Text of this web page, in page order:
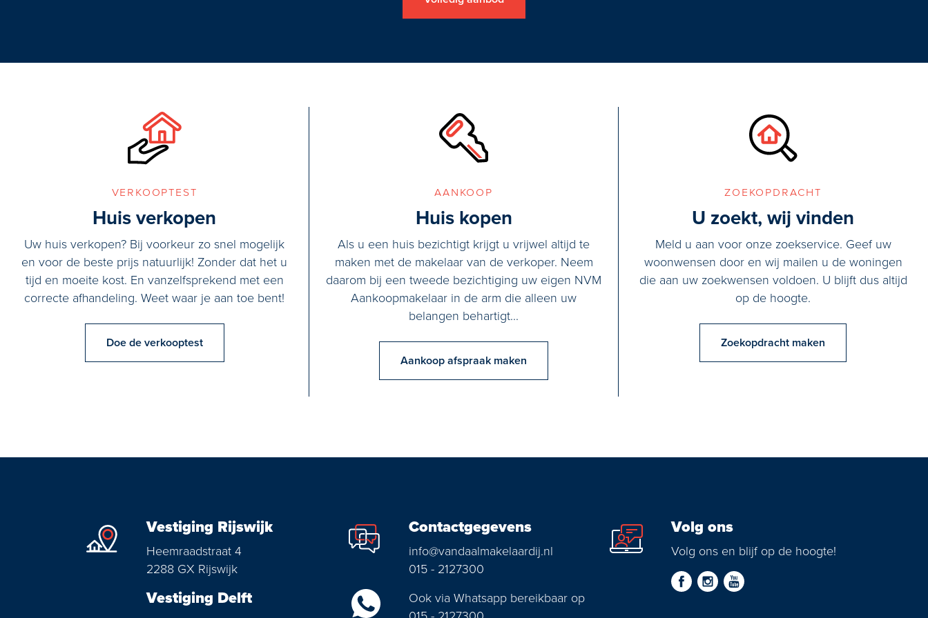
verkooptest
Huis verkopen
Uw huis verkopen? Bij voorkeur zo snel mogelijk
en voor de beste prijs natuurlijk! Zonder dat het u
tijd en moeite kost. En vanzelfsprekend met een
correcte afhandeling. Weet waar je aan toe bent!
Doe de verkooptest
aankoop
Huis kopen
Als u een huis bezichtigt krijgt u vrijwel altijd te
maken met de makelaar van de verkoper. Neem
daarom bij een tweede bezichtiging uw eigen NVM
Aankoopmakelaar in de arm die alleen uw
belangen behartigt...
Aankoop afspraak maken
zoekopdracht
U zoekt, wij vinden
Meld u aan voor onze zoekservice. Geef uw
woonwensen door en wij mailen u de woningen
die aan uw zoekwensen voldoen. U blijft dus altijd
op de hoogte.
Zoekopdracht maken
Vestiging Rijswijk
Heemraadstraat 4
2288 GX Rijswijk
Vestiging Delft
Contactgegevens
info@vandaalmakelaardij.nl
015 - 2127300
Ook via Whatsapp bereikbaar op
Volg ons
Volg ons en blijf op de hoogte!